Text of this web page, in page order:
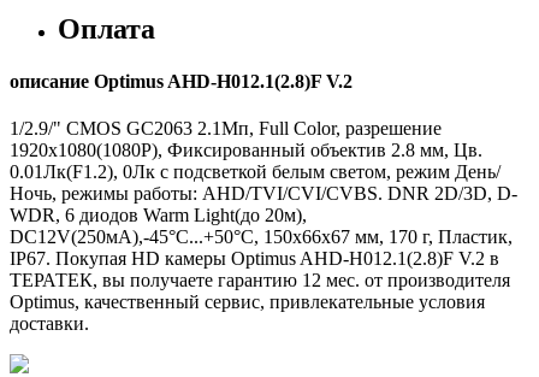
Оплата
описание Optimus AHD-H012.1(2.8)F V.2
1/2.9/" CMOS GC2063 2.1Мп, Full Color, разрешение
1920х1080(1080P), Фиксированный объектив 2.8 мм, Цв.
0.01Лк(F1.2), 0Лк с подсветкой белым светом, режим День/
Ночь, режимы работы: AHD/TVI/CVI/CVBS. DNR 2D/3D, D-
WDR, 6 диодов Warm Light(до 20м),
DC12V(250мА),-45°С...+50°С, 150х66х67 мм, 170 г, Пластик,
IP67. Покупая HD камеры Optimus AHD-H012.1(2.8)F V.2 в
ТЕРАТЕК, вы получаете гарантию 12 мес. от производителя
Optimus, качественный сервис, привлекательные условия
доставки.